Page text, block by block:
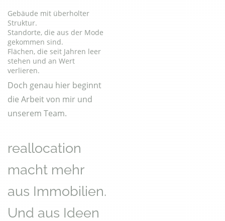
Gebäude mit überholter
Struktur.
Standorte, die aus der Mode
gekommen sind.
Flächen, die seit Jahren leer
stehen und an Wert
verlieren.
Doch genau hier beginnt
die Arbeit von mir und
unserem Team.
reallocation
macht mehr
aus Immobilien.
Und aus Ideen